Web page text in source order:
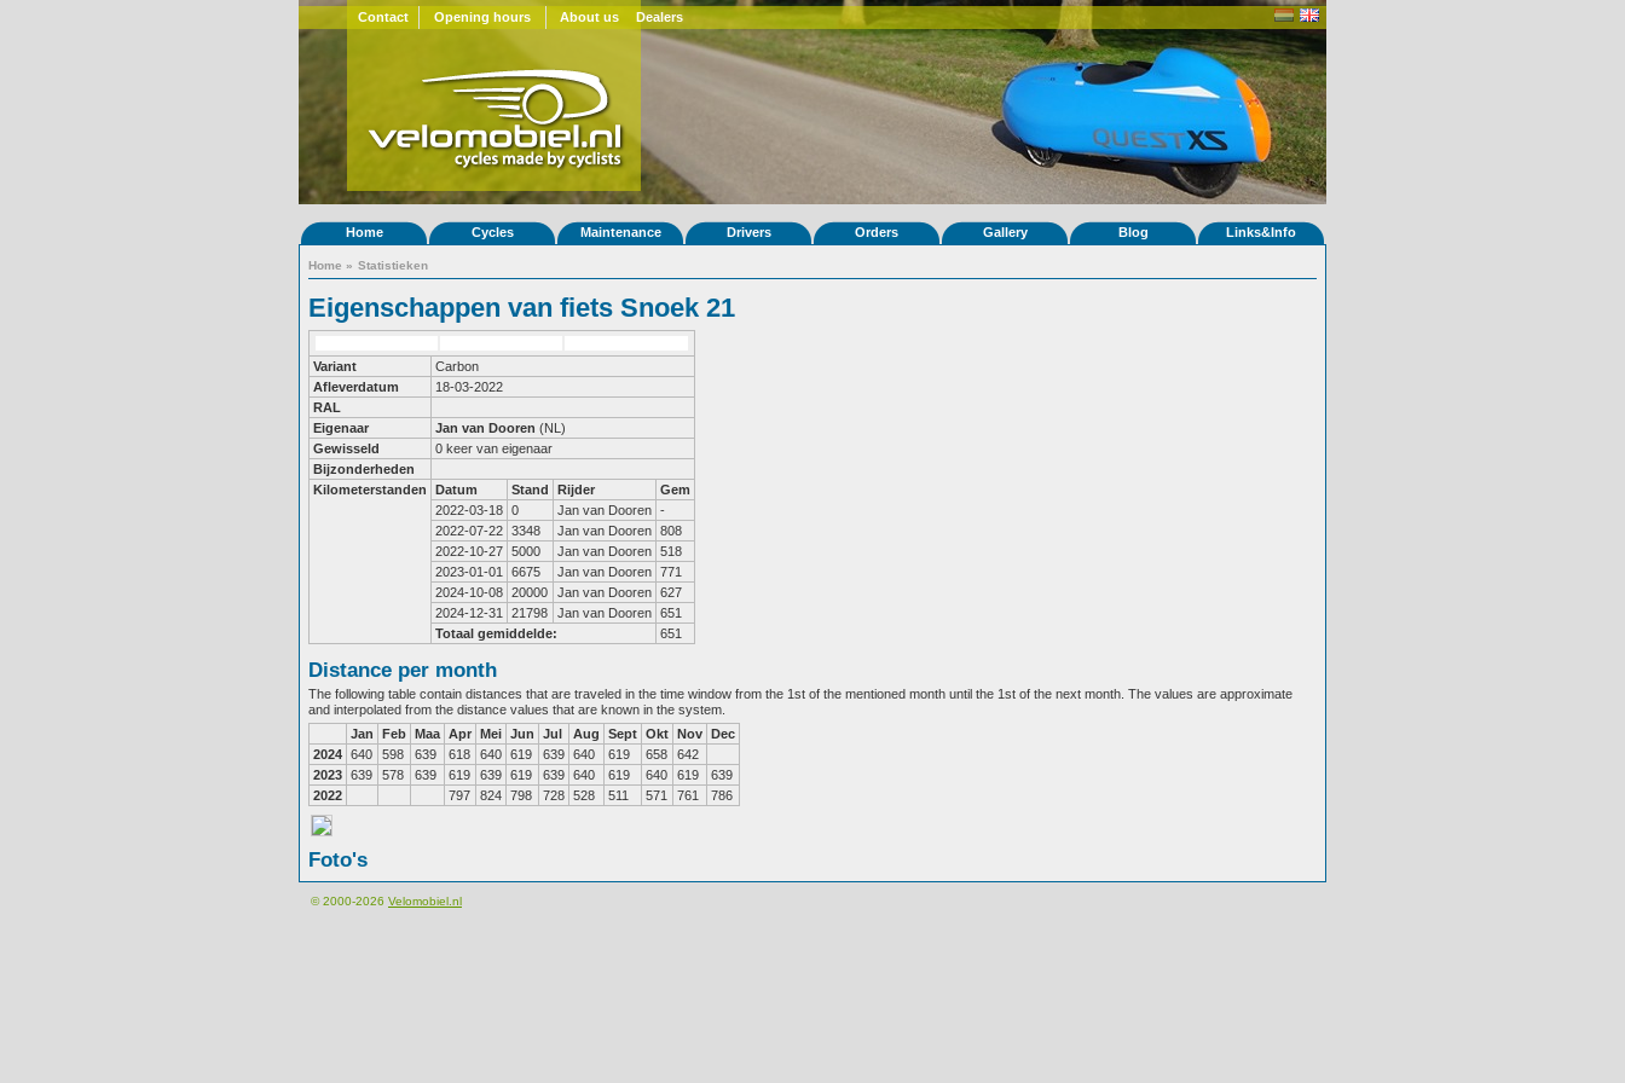
Contact Opening hours About us Dealers
Home Cycles Maintenance Drivers Orders Gallery Blog Links&Info
Home » Statistieken
Eigenschappen van fiets Snoek 21
Variant
Carbon
Afleverdatum
18-03-2022
RAL
Eigenaar
Jan van Dooren (NL)
Gewisseld
0 keer van eigenaar
Bijzonderheden
Kilometerstanden
Datum Stand Rijder
Gem
2022-03-18 0 Jan van Dooren -
2022-07-22 3348 Jan van Dooren 808
2022-10-27 5000 Jan van Dooren 518
2023-01-01
6675 Jan van Dooren 771
2024-10-08 20000 Jan van Dooren 627
2024-12-31
21798 Jan van Dooren 651
Totaal gemiddelde:
651
Distance per month
The following table contain distances that are traveled in the time window from the 1st of the mentioned month until the 1st of the next month. The values are approximate
and interpolated from the distance values that are known in the system.
Jan
Feb Maa Apr Mei Jun Jul Aug Sept Okt Nov Dec
2024 640 598 639 618 640 619 639 640 619 658
642
2023 639 578 639 619 639 619 639 640 619 640 619
639
2022
797 824 798 728 528 511 571 761 786
Foto's
© 2000-2026 Velomobiel.nl